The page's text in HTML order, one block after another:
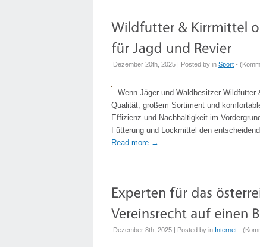
Dezember 20th, 2025 | Posted by in Sport - (
Wenn Jäger und Waldbesitzer
Qualität, großem Sortiment und
Effizienz und Nachhaltigkeit im
Fütterung und Lockmittel den
Read more →
Dezember 8th, 2025 | Posted by in Internet - (